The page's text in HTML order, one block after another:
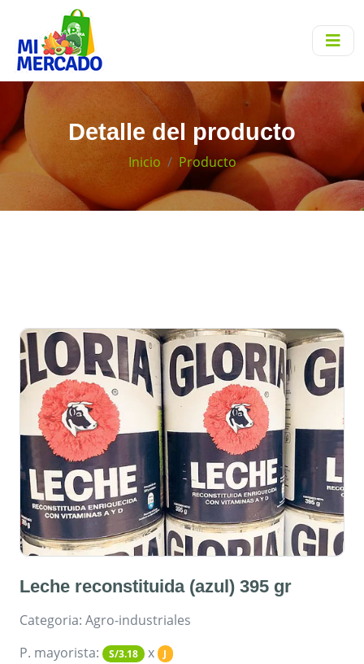
Detalle del producto
Inicio Producto
Leche reconstituida (azul) 395 gr
Categoria: Agro-industriales
P. mayorista:
S/3.18 x J